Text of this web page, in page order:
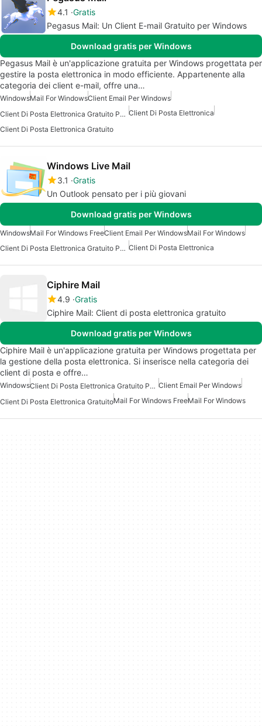
4.1 Gratis
Pegasus Mail: Un Client E-mail Gratuito per Windows
Download gratis per Windows
Pegasus Mail è un'applicazione gratuita per Windows progettata per
gestire la posta elettronica in modo efficiente. Appartenente alla
categoria dei client e-mail, offre una…
WindowsMail For WindowsClient Email Per Windows
Client Di Posta Elettronica Gratuito Per Windows Client Di Posta Elettronica
Client Di Posta Elettronica Gratuito
Windows Live Mail
3.1 Gratis
Un Outlook pensato per i più giovani
Download gratis per Windows
WindowsMail For Windows FreeClient Email Per WindowsMail For Windows
Client Di Posta Elettronica Gratuito Per Windows Client Di Posta Elettronica
Ciphire Mail
4.9 Gratis
Ciphire Mail: Client di posta elettronica gratuito
Download gratis per Windows
Ciphire Mail è un'applicazione gratuita per Windows progettata per
la gestione della posta elettronica. Si inserisce nella categoria dei
client di posta e offre…
Windows Client Di Posta Elettronica Gratuito Per Windows Client Email Per Windows
Client Di Posta Elettronica GratuitoMail For Windows FreeMail For Windows